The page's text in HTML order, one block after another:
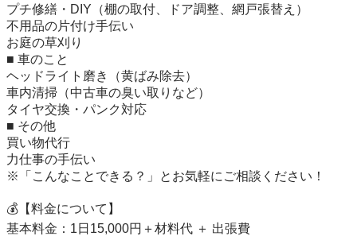
​プチ修繕・DIY（棚の取付、ドア調整、網戸張替え）
​不用品の片付け手伝い
​お庭の草刈り
​■ 車のこと
​ヘッドライト磨き（黄ばみ除去）
​車内清掃（中古車の臭い取りなど）
​タイヤ交換・パンク対応
​■ その他
​買い物代行
​力仕事の手伝い
​※「こんなことできる？」とお気軽にご相談ください！
​💰【料金について】
基本料金：1日15,000円＋材料代 ＋ 出張費